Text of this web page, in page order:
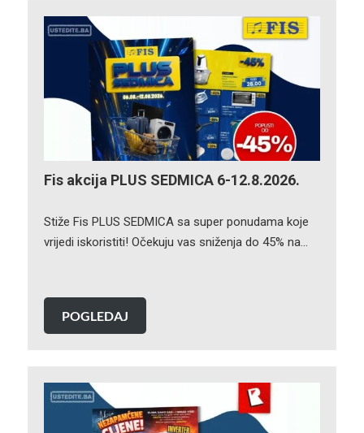
Fis akcija PLUS SEDMICA 6-12.8.2026.
Stiže Fis PLUS SEDMICA sa super ponudama koje
vrijedi iskoristiti! Očekuju vas sniženja do 45% na…
POGLEDAJ